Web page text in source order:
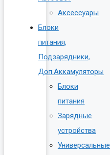
Аксессуары
Блоки
питания,
Подзарядники,
Доп.Аккамуляторы
Блоки
питания
Зарядные
устройства
Универсальные